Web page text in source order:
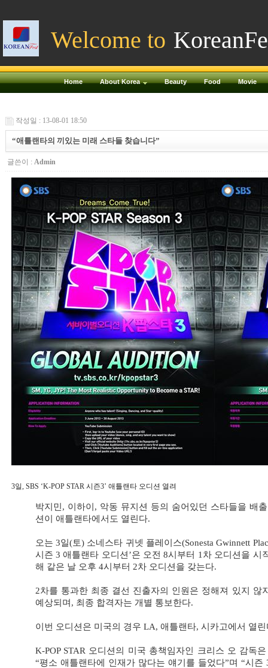
Welcome to
Home About Korea Beauty Food Movie
작성일 : 13-08-01 18:50
“애틀랜타의 끼있는 미래 스타들 찾습니다”
글쓴이 : Admin
3일, SBS ‘K-POP STAR 시즌3’ 애틀랜타 오디션 열려
박지민, 이하이, 악동 뮤지션 등의 숨어있던 스타들을 배출
션이 애틀랜타에서도 열린다.
오는 3일(토) 소네스타 귀넷 플레이스(Sonesta Gwinnett
시즌 3 애틀랜타 오디션’은 오전 8시부터 1차 오디션을 시
해 같은 날 오후 4시부터 2차 오디션을 갖는다.
2차를 통과한 최종 결선 진출자의 인원은 정해져 있지 않
예상되며, 최종 합격자는 개별 통보한다.
이번 오디션은 미국의 경우 LA, 애틀랜타, 시카고에서 열린
K-POP STAR 오디션의 미국 총책임자인 크리스 오 감독
“평소 애틀랜타에 인재가 많다는 얘기를 들었다”며 “시